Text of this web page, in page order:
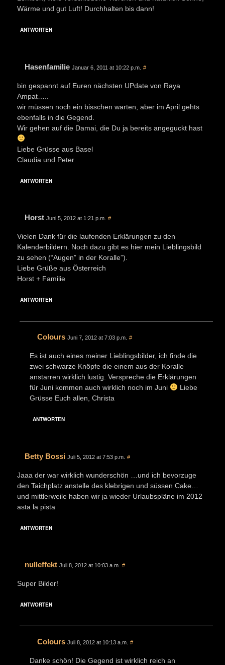
Wärme und gut Luft! Durchhalten bis dann!
ANTWORTEN
Hasenfamilie Januar 6, 2011 at 10:22 p.m. #
bin gespannt auf Euren nächsten UPdate von Raya
Ampat…..
wir müssen noch ein bisschen warten, aber im April gehts
ebenfalls in die Gegend.
Wir gehen auf die Damai, die Du ja bereits angeguckt hast
Liebe Grüsse aus Basel
Claudia und Peter
ANTWORTEN
Horst Juni 5, 2012 at 1:21 p.m. #
Vielen Dank für die laufenden Erklärungen zu den
Kalenderbildern. Noch dazu gibt es hier mein Lieblingsbild
zu sehen (“Augen” in der Koralle”).
Liebe Grüße aus Österreich
Horst + Familie
ANTWORTEN
Colours Juni 7, 2012 at 7:03 p.m. #
Es ist auch eines meiner Lieblingsbilder, ich finde die
zwei schwarze Knöpfe die einem aus der Koralle
anstarren wirklich lustig. Verspreche die Erklärungen
für Juni kommen auch wirklich noch im Juni
Liebe
Grüsse Euch allen, Christa
ANTWORTEN
Betty Bossi Juli 5, 2012 at 7:53 p.m. #
Jaaa der war wirklich wunderschön …und ich bevorzuge
den Taichplatz anstelle des klebrigen und süssen Cake…
und mittlerweile haben wir ja wieder Urlaubspläne im 2012
asta la pista
ANTWORTEN
nulleffekt Juli 8, 2012 at 10:03 a.m. #
Super Bilder!
ANTWORTEN
Colours Juli 8, 2012 at 10:13 a.m. #
Danke schön! Die Gegend ist wirklich reich an